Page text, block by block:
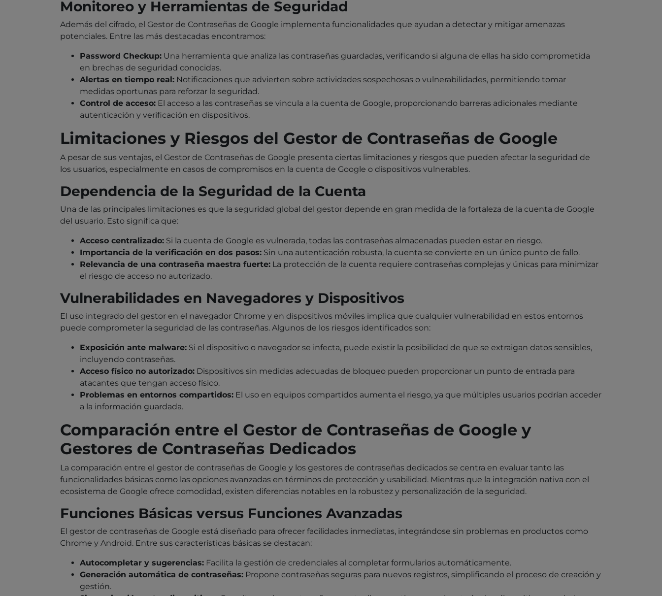
Monitoreo y Herramientas de Seguridad
Además del cifrado, el Gestor de Contraseñas de Google implementa funcionalidades que ayudan a detectar y mitigar amenazas
potenciales. Entre las más destacadas encontramos:
Password Checkup: Una herramienta que analiza las contraseñas guardadas, verificando si alguna de ellas ha sido comprometida
en brechas de seguridad conocidas.
Alertas en tiempo real: Notificaciones que advierten sobre actividades sospechosas o vulnerabilidades, permitiendo tomar
medidas oportunas para reforzar la seguridad.
Control de acceso: El acceso a las contraseñas se vincula a la cuenta de Google, proporcionando barreras adicionales mediante
autenticación y verificación en dispositivos.
Limitaciones y Riesgos del Gestor de Contraseñas de Google
A pesar de sus ventajas, el Gestor de Contraseñas de Google presenta ciertas limitaciones y riesgos que pueden afectar la seguridad de
los usuarios, especialmente en casos de compromisos en la cuenta de Google o dispositivos vulnerables.
Dependencia de la Seguridad de la Cuenta
Una de las principales limitaciones es que la seguridad global del gestor depende en gran medida de la fortaleza de la cuenta de Google
del usuario. Esto significa que:
Acceso centralizado: Si la cuenta de Google es vulnerada, todas las contraseñas almacenadas pueden estar en riesgo.
Importancia de la verificación en dos pasos: Sin una autenticación robusta, la cuenta se convierte en un único punto de fallo.
Relevancia de una contraseña maestra fuerte: La protección de la cuenta requiere contraseñas complejas y únicas para minimizar
el riesgo de acceso no autorizado.
Vulnerabilidades en Navegadores y Dispositivos
El uso integrado del gestor en el navegador Chrome y en dispositivos móviles implica que cualquier vulnerabilidad en estos entornos
puede comprometer la seguridad de las contraseñas. Algunos de los riesgos identificados son:
Exposición ante malware: Si el dispositivo o navegador se infecta, puede existir la posibilidad de que se extraigan datos sensibles,
incluyendo contraseñas.
Acceso físico no autorizado: Dispositivos sin medidas adecuadas de bloqueo pueden proporcionar un punto de entrada para
atacantes que tengan acceso físico.
Problemas en entornos compartidos: El uso en equipos compartidos aumenta el riesgo, ya que múltiples usuarios podrían acceder
a la información guardada.
Comparación entre el Gestor de Contraseñas de Google y
Gestores de Contraseñas Dedicados
La comparación entre el gestor de contraseñas de Google y los gestores de contraseñas dedicados se centra en evaluar tanto las
funcionalidades básicas como las opciones avanzadas en términos de protección y usabilidad. Mientras que la integración nativa con el
ecosistema de Google ofrece comodidad, existen diferencias notables en la robustez y personalización de la seguridad.
Funciones Básicas versus Funciones Avanzadas
El gestor de contraseñas de Google está diseñado para ofrecer facilidades inmediatas, integrándose sin problemas en productos como
Chrome y Android. Entre sus características básicas se destacan:
Autocompletar y sugerencias: Facilita la gestión de credenciales al completar formularios automáticamente.
Generación automática de contraseñas: Propone contraseñas seguras para nuevos registros, simplificando el proceso de creación y
gestión.